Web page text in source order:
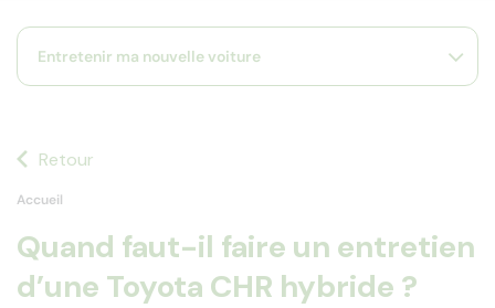
Entretenir ma nouvelle voiture
Retour
Accueil
Quand faut-il faire un entretien
d’une Toyota CHR hybride ?